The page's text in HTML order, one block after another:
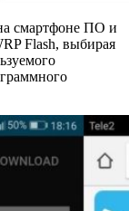
смартфоне ПО и
Flash, выбирая